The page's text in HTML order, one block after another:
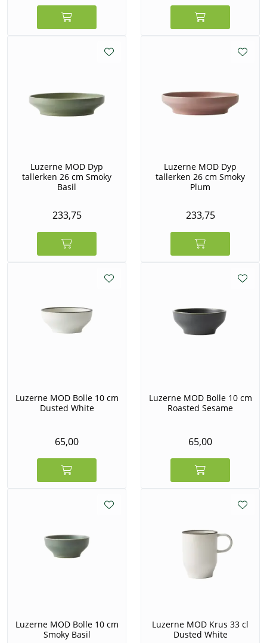
Luzerne MOD Dyp
tallerken 26 cm Smoky
Basil
233,75
Luzerne MOD Dyp
tallerken 26 cm Smoky
Plum
233,75
Luzerne MOD Bolle 10 cm
Dusted White
65,00
Luzerne MOD Bolle 10 cm
Roasted Sesame
65,00
Luzerne MOD Bolle 10 cm
Smoky Basil
Luzerne MOD Krus 33 cl
Dusted White